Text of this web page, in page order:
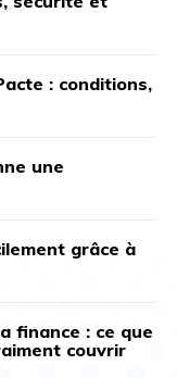
: conditions,
une
grâce à
finance : ce que
couvrir